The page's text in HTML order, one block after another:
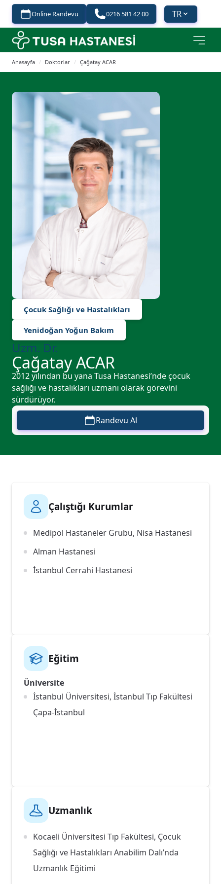
Online Randevu 0216 581 42 00 TR
Anasayfa / Doktorlar / Çağatay ACAR
Çocuk Sağlığı ve Hastalıkları
Yenidoğan Yoğun Bakım
Uzm. Dr.
Çağatay ACAR
2012 yılından bu yana Tusa Hastanesi’nde çocuk
sağlığı ve hastalıkları uzmanı olarak görevini
sürdürüyor.
Randevu Al
Çalıştığı Kurumlar
Medipol Hastaneler Grubu, Nisa Hastanesi
Alman Hastanesi
İstanbul Cerrahi Hastanesi
Eğitim
Üniversite
İstanbul Üniversitesi, İstanbul Tıp Fakültesi
Çapa-İstanbul
Uzmanlık
Kocaeli Üniversitesi Tıp Fakültesi, Çocuk
Sağlığı ve Hastalıkları Anabilim Dalı’nda
Uzmanlık Eğitimi